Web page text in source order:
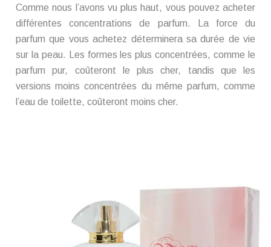
Comme nous l’avons vu plus haut, vous pouvez acheter
différentes concentrations de parfum. La force du
parfum que vous achetez déterminera sa durée de vie
sur la peau. Les formes les plus concentrées, comme le
parfum pur, coûteront le plus cher, tandis que les
versions moins concentrées du même parfum, comme
l’eau de toilette, coûteront moins cher.